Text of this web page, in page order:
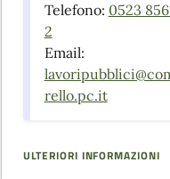
Telefono: 0523
2
Email:
rello.pc.it
ULTERIORI INFORMAZIONI